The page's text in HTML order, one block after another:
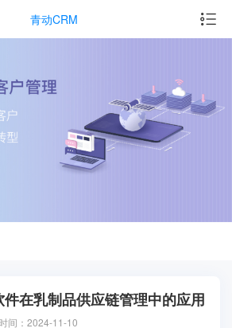
青动CRM
在乳制品供应链管理中的应用
间：2024-11-10